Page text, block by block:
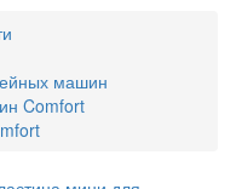
машин
Comfort